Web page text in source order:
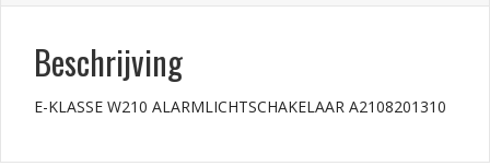
Beschrijving
E-KLASSE W210 ALARMLICHTSCHAKELAAR A2108201310